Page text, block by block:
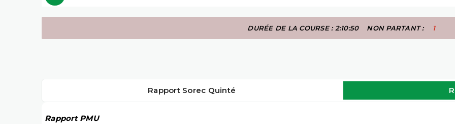
DURÉE DE LA COURSE : 2:10:50 NON PARTANT : 1
Rapport Sorec Quinté
Rapport PMU